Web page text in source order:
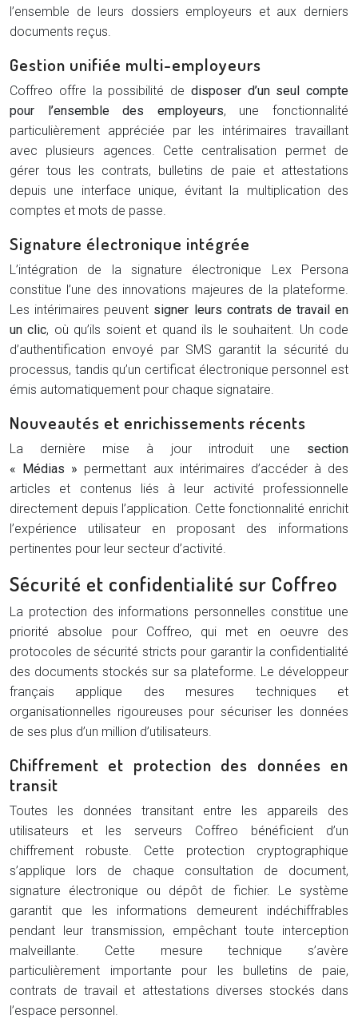
l’ensemble de leurs dossiers employeurs et aux derniers
documents reçus.
Gestion unifiée multi-employeurs
Coffreo offre la possibilité de disposer d’un seul compte
pour l’ensemble des employeurs, une fonctionnalité
particulièrement appréciée par les intérimaires travaillant
avec plusieurs agences. Cette centralisation permet de
gérer tous les contrats, bulletins de paie et attestations
depuis une interface unique, évitant la multiplication des
comptes et mots de passe.
Signature électronique intégrée
L’intégration de la signature électronique Lex Persona
constitue l’une des innovations majeures de la plateforme.
Les intérimaires peuvent signer leurs contrats de travail en
un clic, où qu’ils soient et quand ils le souhaitent. Un code
d’authentification envoyé par SMS garantit la sécurité du
processus, tandis qu’un certificat électronique personnel est
émis automatiquement pour chaque signataire.
Nouveautés et enrichissements récents
La dernière mise à jour introduit une section
« Médias » permettant aux intérimaires d’accéder à des
articles et contenus liés à leur activité professionnelle
directement depuis l’application. Cette fonctionnalité enrichit
l’expérience utilisateur en proposant des informations
pertinentes pour leur secteur d’activité.
Sécurité et confidentialité sur Coffreo
La protection des informations personnelles constitue une
priorité absolue pour Coffreo, qui met en oeuvre des
protocoles de sécurité stricts pour garantir la confidentialité
des documents stockés sur sa plateforme. Le développeur
français applique des mesures techniques et
organisationnelles rigoureuses pour sécuriser les données
de ses plus d’un million d’utilisateurs.
Chiffrement et protection des données en
transit
Toutes les données transitant entre les appareils des
utilisateurs et les serveurs Coffreo bénéficient d’un
chiffrement robuste. Cette protection cryptographique
s’applique lors de chaque consultation de document,
signature électronique ou dépôt de fichier. Le système
garantit que les informations demeurent indéchiffrables
pendant leur transmission, empêchant toute interception
malveillante. Cette mesure technique s’avère
particulièrement importante pour les bulletins de paie,
contrats de travail et attestations diverses stockés dans
l’espace personnel.